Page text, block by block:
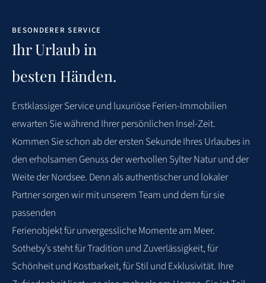
Vielen Dank für die wunderbare Woche in Keitum!
4.7
S. KIRCHHOFF
VERREIST IM OKTOBER 2025
WEITERE BEWERTUNGEN
BESONDERER SERVICE
Ihr Urlaub in
besten Händen.
ErstklassigerServiceund luxuriöseFerien-Immobilien
erwarten Siewährend Ihrerpersönlichen Insel-Zeit.
Kommen Sie schon ab der ersten Sekunde Ihres Urlaubes in
den erholsamen Genuss der wertvollen Sylter Natur und der
Weite der Nordsee. Denn alsauthentischer und lokaler
Partner sorgen wir mit unserem Team und dem für sie
passenden
Ferienobjekt für unvergessliche Momente am Meer.
Sotheby’s steht für Tradition und Zuverlässigkeit, für
Schönheit und Kostbarkeit, für Stil und Exklusivität. Ihre